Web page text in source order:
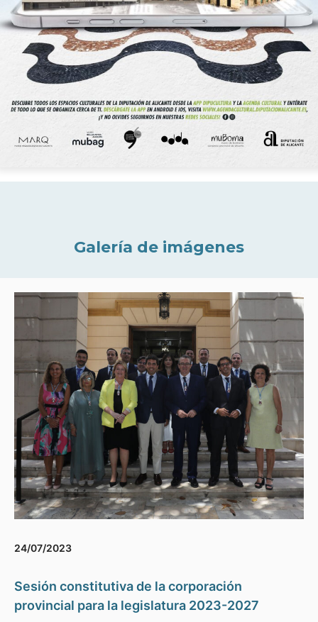
Galería de imágenes
24/07/2023
Sesión constitutiva de la corporación
provincial para la legislatura 2023-2027